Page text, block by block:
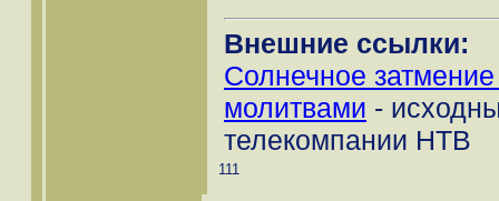
Внешние ссылки:
Солнечное
молитвами -
телекомпании НТВ
111